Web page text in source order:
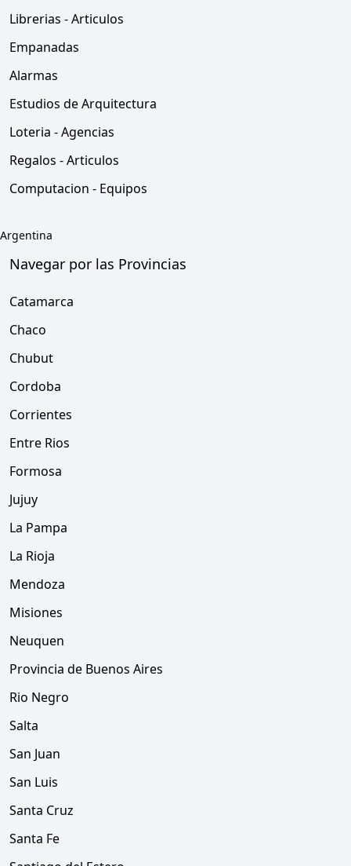
Librerias - Articulos
Empanadas
Alarmas
Estudios de Arquitectura
Loteria - Agencias
Regalos - Articulos
Computacion - Equipos
Argentina
Navegar por las Provincias
Catamarca
Chaco
Chubut
Cordoba
Corrientes
Entre Rios
Formosa
Jujuy
La Pampa
La Rioja
Mendoza
Misiones
Neuquen
Provincia de Buenos Aires
Rio Negro
Salta
San Juan
San Luis
Santa Cruz
Santa Fe